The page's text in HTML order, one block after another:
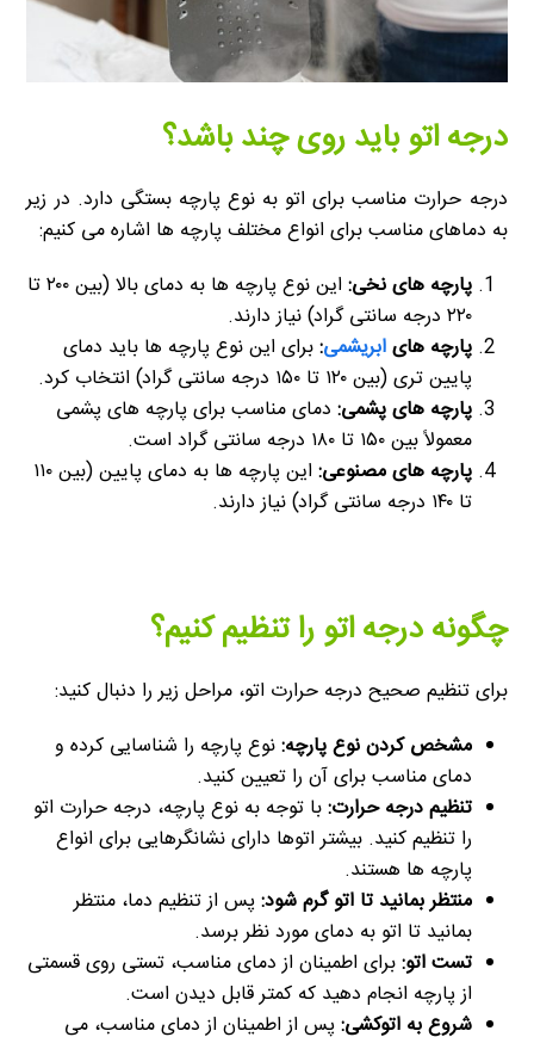
درجه اتو باید روی چند باشد؟
درجه حرارت مناسب برای اتو به نوع پارچه بستگی دارد. در زیر
به دماهای مناسب برای انواع مختلف پارچه ها اشاره می کنیم:
پارچه های نخی:
این نوع پارچه ها به دمای بالا (بین ۲۰۰ تا
۲۲۰ درجه سانتی گراد) نیاز دارند.
پارچه هایابریشمی:برای این نوع پارچه ها باید دمای
پایین تری (بین ۱۲۰ تا ۱۵۰ درجه سانتی گراد) انتخاب کرد.
پارچه های پشمی: دمای مناسب برای پارچه های پشمی
معمولاً بین ۱۵۰ تا ۱۸۰ درجه سانتی گراد است.
پارچه های مصنوعی:
این پارچه ها به دمای پایین (بین ۱۱۰
تا ۱۴۰ درجه سانتی گراد) نیاز دارند.
چگونه درجه اتو را تنظیم کنیم؟
برای تنظیم صحیح درجه حرارت اتو، مراحل زیر را دنبال کنید:
مشخص کردن نوع پارچه:نوع پارچه را شناسایی کرده و
دمای مناسب برای آن را تعیین کنید.
تنظیم درجه حرارت:با توجه به نوع پارچه، درجه حرارت اتو
را تنظیم کنید. بیشتر اتوها دارای نشانگرهایی برای انواع
پارچه ها هستند.
منتظر بمانید تا اتو گرم شود:پس از تنظیم دما، منتظر
بمانید تا اتو به دمای مورد نظر برسد.
تست اتو:برای اطمینان از دمای مناسب، تستی روی قسمتی
از پارچه انجام دهید که کمتر قابل دیدن است.
شروع به اتوکشی:پس از اطمینان از دمای مناسب، می